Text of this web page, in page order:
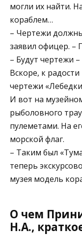
могли их найти.
кораблем…
– Чертежи
заявил офицер. –
– Будут чертежи
Вскоре, к
чертежи
И вот на
рыболовного
пулеметами. На
морской флаг.
– Таким был
теперь
музея модель
О чем
Н.А.,